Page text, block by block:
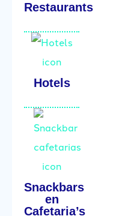
Restaurants
Hotels
Snackbars
en
Cafetaria’s